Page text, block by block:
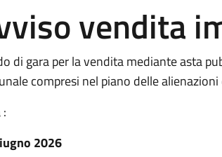
vendita
di gara per la vendita mediante asta
compresi nel piano delle
:
2026